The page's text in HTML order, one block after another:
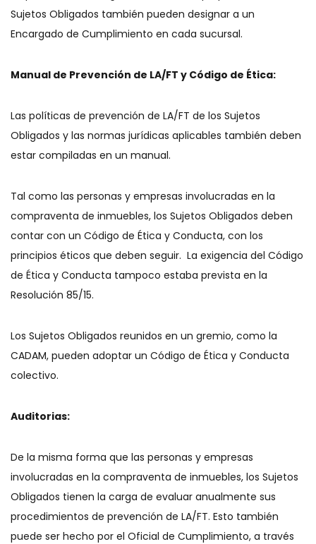
Sujetos Obligados también pueden designar a un
Encargado de Cumplimiento en cada sucursal.
Manual de Prevención de LA/FT y Código de Ética:
Las políticas de prevención de LA/FT de los Sujetos
Obligados y las normas jurídicas aplicables también deben
estar compiladas en un manual.
Tal como las personas y empresas involucradas en la
compraventa de inmuebles, los Sujetos Obligados deben
contar con un Código de Ética y Conducta, con los
principios éticos que deben seguir. La exigencia del Código
de Ética y Conducta tampoco estaba prevista en la
Resolución 85/15.
Los Sujetos Obligados reunidos en un gremio, como la
CADAM, pueden adoptar un Código de Ética y Conducta
colectivo.
Auditorias:
De la misma forma que las personas y empresas
involucradas en la compraventa de inmuebles, los Sujetos
Obligados tienen la carga de evaluar anualmente sus
procedimientos de prevención de LA/FT. Esto también
puede ser hecho por el Oficial de Cumplimiento, a través